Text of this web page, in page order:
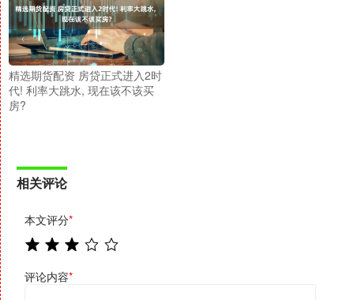
精选期货配资 房贷正式进入2时
代! 利率大跳水, 现在该不该买
房?
相关评论
本文评分*
评论内容*